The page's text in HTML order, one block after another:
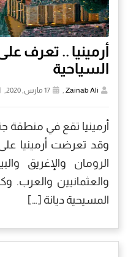
أرمينيا .. تعرف
السياحية
Zainab Ali
,
أرمينيا تقع في منطقة
وقد تعرضت أرمينيا
الرومان والإغريق
والعثمانيين والعرب.
المسيحية ديانة […]